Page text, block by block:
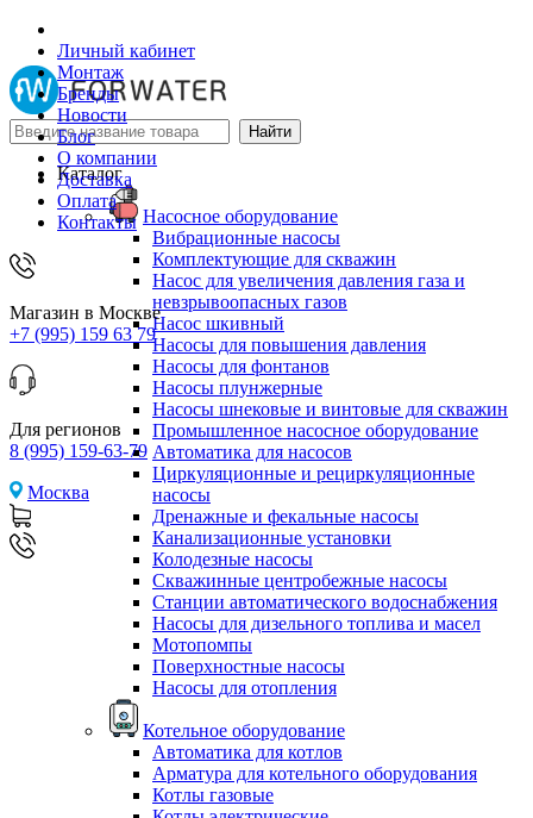
Личный кабинет
Монтаж
Бренды
Новости
Блог
О компании
Доставка
Оплата
Контакты
Магазин в Москве
+7 (995) 159 63 79
Для регионов
8 (995) 159-63-79
Москва
Каталог
Насосное оборудование
Вибрационные насосы
Комплектующие для скважин
Насос для увеличения давления газа и
невзрывоопасных газов
Насос шкивный
Насосы для повышения давления
Насосы для фонтанов
Насосы плунжерные
Насосы шнековые и винтовые для скважин
Промышленное насосное оборудование
Автоматика для насосов
Циркуляционные и рециркуляционные
насосы
Дренажные и фекальные насосы
Канализационные установки
Колодезные насосы
Скважинные центробежные насосы
Станции автоматического водоснабжения
Насосы для дизельного топлива и масел
Мотопомпы
Поверхностные насосы
Насосы для отопления
Котельное оборудование
Автоматика для котлов
Арматура для котельного оборудования
Котлы газовые